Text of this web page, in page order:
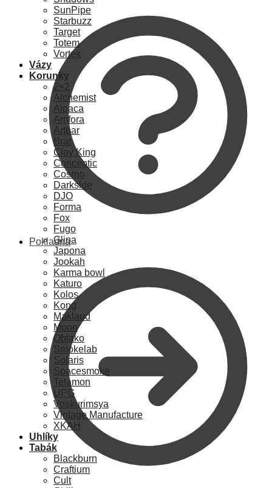
Pokladna
SunPipe
Starbuzz
Target
Totem
Vortex
Vázy
Korunky
2×2
Alchemist
Alpaca
Amfora
Artbar
Brat
Clay King
Conceptic
Cosmo
Darkside
DJO
Forma
Fox
Fugo
Glina
Japona
Jookah
Karma bowl
Katuro
Kolos
Kong
Maklaud
Moon
Oblako
Smokelab
Solaris
Spacesmoke
Telamon
UPG
Voskurimsya
Vintage Manufacture
XKAH
Uhlíky
Tabák
Blackburn
Craftium
Cult